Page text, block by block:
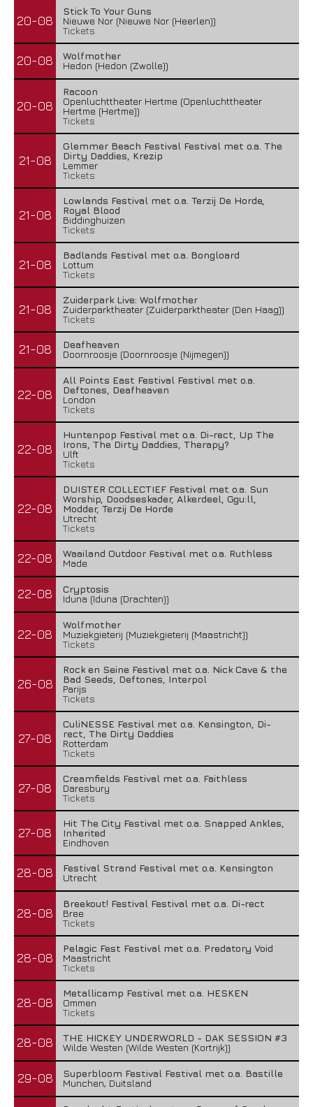
20-08
Stick To Your Guns
Nieuwe Nor (Nieuwe Nor (Heerlen))
Tickets
20-08
Wolfmother
Hedon (Hedon (Zwolle))
20-08
Racoon
Openluchttheater Hertme (Openluchttheater
Hertme (Hertme))
Tickets
21-08
Glemmer Beach Festival Festival met o.a. The
Dirty Daddies, Krezip
Lemmer
Tickets
21-08
Lowlands Festival met o.a. Terzij De Horde,
Royal Blood
Biddinghuizen
Tickets
21-08
Badlands Festival met o.a. Bongloard
Lottum
Tickets
21-08
Zuiderpark Live: Wolfmother
Zuiderparktheater (Zuiderparktheater (Den Haag))
Tickets
21-08
Deafheaven
Doornroosje (Doornroosje (Nijmegen))
22-08
All Points East Festival Festival met o.a.
Deftones, Deafheaven
London
Tickets
22-08
Huntenpop Festival met o.a. Di-rect, Up The
Irons, The Dirty Daddies, Therapy?
Ulft
Tickets
22-08
DUISTER COLLECTIEF Festival met o.a. Sun
Worship, Doodseskader, Alkerdeel, Ggu:ll,
Modder, Terzij De Horde
Utrecht
Tickets
22-08
Waailand Outdoor Festival met o.a. Ruthless
Made
22-08
Cryptosis
Iduna (Iduna (Drachten))
22-08
Wolfmother
Muziekgieterij (Muziekgieterij (Maastricht))
Tickets
26-08
Rock en Seine Festival met o.a. Nick Cave & the
Bad Seeds, Deftones, Interpol
Parijs
Tickets
27-08
CuliNESSE Festival met o.a. Kensington, Di-
rect, The Dirty Daddies
Rotterdam
Tickets
27-08
Creamfields Festival met o.a. Faithless
Daresbury
Tickets
27-08
Hit The City Festival met o.a. Snapped Ankles,
Inherited
Eindhoven
28-08
Festival Strand Festival met o.a. Kensington
Utrecht
28-08
Breekout! Festival Festival met o.a. Di-rect
Bree
Tickets
28-08
Pelagic Fest Festival met o.a. Predatory Void
Maastricht
Tickets
28-08
Metallicamp Festival met o.a. HESKEN
Ommen
Tickets
28-08
THE HICKEY UNDERWORLD - DAK SESSION #3
Wilde Westen (Wilde Westen (Kortrijk))
29-08
Superbloom Festival Festival met o.a. Bastille
Munchen, Duitsland